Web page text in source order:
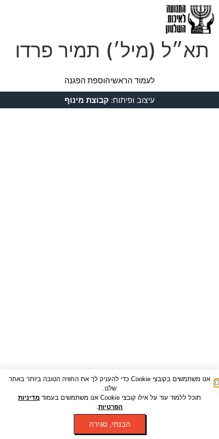
תא״ל (מיל׳) תמיר פרדו
לעמוד הראשיהוספת הפגנה
עיצוב ופיתוח: קבוצת מינוף
אנו משתמשים בקובצי Cookie כדי להעניק לך את החוויה הטובה ביותר באתר
שלנו.
תוכל ללמוד עוד על אילו קובצי Cookie אנו משתמשים בעמוד
מדיניות
הפרטיות.
הבנתי, סגירה